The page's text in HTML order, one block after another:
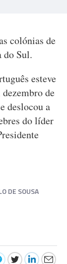
colónias de
do Sul.
esteve
de
deslocou a
do líder
DE SOUSA